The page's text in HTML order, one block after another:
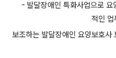
- 발달장애인 특화사업으로 요
적인 업
보조하는 발달장애인 요양보호